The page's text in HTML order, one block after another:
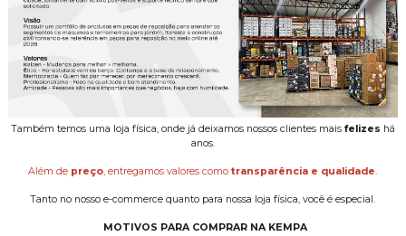
Também temos uma loja física, onde já deixamos nossos clientes mais felizes há
anos.
Além de preço, entregamos valores comotransparência e qualidade.
Tanto no nosso e-commerce quanto para nossa loja física, você é especial.
MOTIVOS PARA COMPRAR NA KEMPA